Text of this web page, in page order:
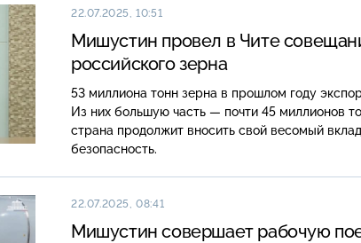
22.07.2025, 10:51
Мишустин провел в Чите
российского зерна
53 миллиона тонн зерна в прошлом году
Из них большую часть — почти 45 миллионов
страна продолжит вносить свой весомый
безопасность.
22.07.2025, 08:41
Мишустин совершает рабочую